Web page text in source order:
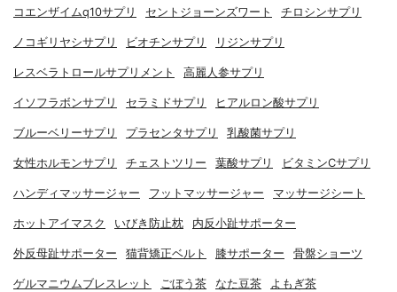
コエンザイムq10サプリ セントジョーンズワート チロシンサプリ
ノコギリヤシサプリ ビオチンサプリ リジンサプリ
レスベラトロールサプリメント 高麗人参サプリ
イソフラボンサプリ セラミドサプリ ヒアルロン酸サプリ
ブルーベリーサプリ プラセンタサプリ 乳酸菌サプリ
女性ホルモンサプリ チェストツリー 葉酸サプリ ビタミンCサプリ
ハンディマッサージャー フットマッサージャー マッサージシート
ホットアイマスク いびき防止枕 内反小趾サポーター
外反母趾サポーター 猫背矯正ベルト 膝サポーター 骨盤ショーツ
ゲルマニウムブレスレット ごぼう茶 なた豆茶 よもぎ茶